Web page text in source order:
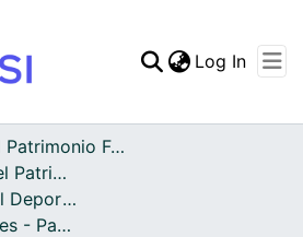
Log In
Archivo del Patrimonio Fotográfico y Fílmico del Valle del Cauca
Fondo Archivo del Patrimonio Fotográfico y Fílmico del Valle del Cauca
La Educación y el Deporte
APFFVC - Planteles - Patrimonial